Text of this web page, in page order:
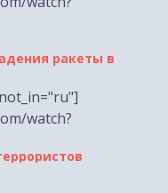
ракеты в
watch?
watch?